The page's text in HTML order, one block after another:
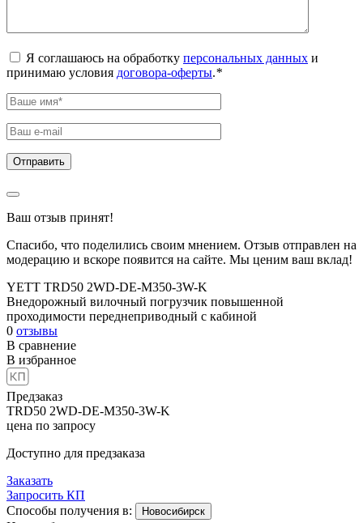
Я соглашаюсь на обработку персональных данных и
принимаю условия договора-оферты.*
Ваш отзыв принят!
Спасибо, что поделились своим мнением. Отзыв отправлен на
модерацию и вскоре появится на сайте. Мы ценим ваш вклад!
YETT TRD50 2WD-DE-M350-3W-K
Внедорожный вилочный погрузчик повышенной
проходимости переднеприводный с кабиной
0 отзывы
В сравнение
В избранное
Предзаказ
TRD50 2WD-DE-M350-3W-K
цена по запросу
Доступно для предзаказа
Заказать
Запросить КП
Способы получения в:
Новосибирск